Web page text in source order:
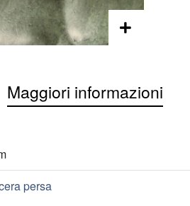
Maggiori informazioni
persa